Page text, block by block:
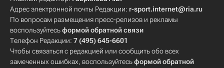
Адрес электронной почты Редакции: r-sport.internet@ria.ru
По вопросам размещения пресс-релизов и рекламы
воспользуйтесьформой обратной связи
Телефон Редакции: 7 (495) 645-6601
Чтобы связаться с редакцией или сообщить обо всех
замеченных ошибках, воспользуйтесьформой обратной